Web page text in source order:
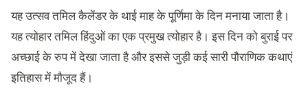
यह उत्सव तमिल कैलेंडर के थाई माह के पूर्णिमा के दिन मनाया जाता है।
यह त्योहार तमिल हिंदुओं का एक प्रमुख त्योहार है। इस दिन को बुराई पर
अच्छाई के रुप में देखा जाता है और इससे जुड़ी कई सारी पौराणिक कथाएं
इतिहास में मौजूद हैं।